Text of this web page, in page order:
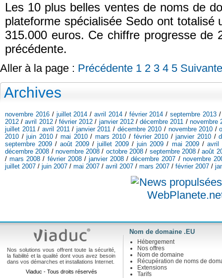
Les 10 plus belles ventes de noms de
plateforme spécialisée Sedo ont totalisé
315.000 euros. Ce chiffre progresse de
précédente.
Aller à la page : Précédente 1 2 3 4 5 Suivante
Archives
novembre 2016/ juillet 2014 /avril 2014/ février 2014 /septembre 2013
2012 /avril 2012/février 2012 / janvier 2012/décembre 2011 / novembre
juillet 2011/ avril 2011/ janvier 2011 / décembre 2010 / novembre 2010 /
2010 /juin 2010/mai 2010/ mars 2010 / février 2010 /janvier 2010 /
septembre 2009 /août 2009 /juillet 2009 /juin 2009 / mai 2009/ avril
décembre 2008 / novembre 2008 / octobre 2008/ septembre 2008/août
/mars 2008 / février 2008/ janvier 2008 /décembre 2007 / novembre
juillet 2007 / juin 2007 / mai 2007 / avril 2007 / mars 2007 / février 2007 /
Nos solutions vous offrent toute la sécurité,
la fiabilité et la qualité dont vous avez besoin
dans vos démarches et installations Internet.
Viaduc - Tous droits réservés
Nom de domaine .EU
Hébergement
Nos offres
Nom de domaine
Récupération de noms de
Extensions
Tarifs